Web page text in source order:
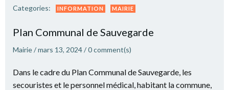
Categories: INFORMATION MAIRIE
Plan Communal de Sauvegarde
Mairie/mars 13, 2024/0comment(s)
Dans le cadre du Plan Communal de Sauvegarde, les
secouristes et le personnel médical, habitant la commune,